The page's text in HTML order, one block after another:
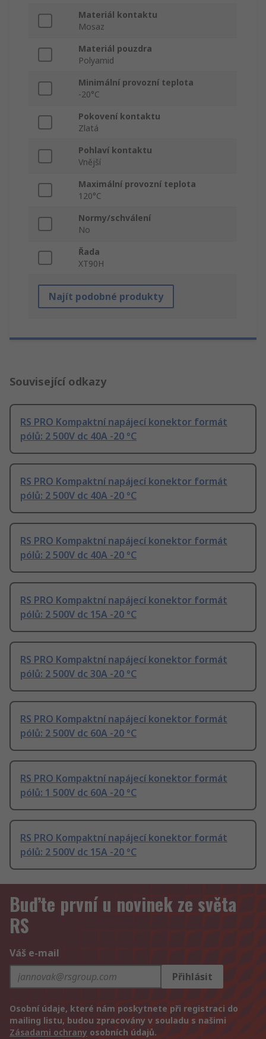
Materiál kontaktu
Mosaz
Materiál pouzdra
Polyamid
Minimální provozní teplota
-20°C
Pokovení kontaktu
Zlatá
Pohlaví kontaktu
Vnější
Maximální provozní teplota
120°C
Normy/schválení
No
Řada
XT90H
Najít podobné produkty
Související odkazy
RS PRO Kompaktní napájecí konektor formát
pólů: 2 500V dc 40A -20 °C
RS PRO Kompaktní napájecí konektor formát
pólů: 2 500V dc 40A -20 °C
RS PRO Kompaktní napájecí konektor formát
pólů: 2 500V dc 40A -20 °C
RS PRO Kompaktní napájecí konektor formát
pólů: 2 500V dc 15A -20 °C
RS PRO Kompaktní napájecí konektor formát
pólů: 2 500V dc 30A -20 °C
RS PRO Kompaktní napájecí konektor formát
pólů: 2 500V dc 60A -20 °C
RS PRO Kompaktní napájecí konektor formát
pólů: 1 500V dc 60A -20 °C
RS PRO Kompaktní napájecí konektor formát
pólů: 2 500V dc 15A -20 °C
Buďte první u novinek ze světa
RS
Váš e-mail
Přihlásit
Osobní údaje, které nám poskytnete při registraci do
mailing listu, budou zpracovány v souladu s našimi
Zásadami ochrany osobních údajů.